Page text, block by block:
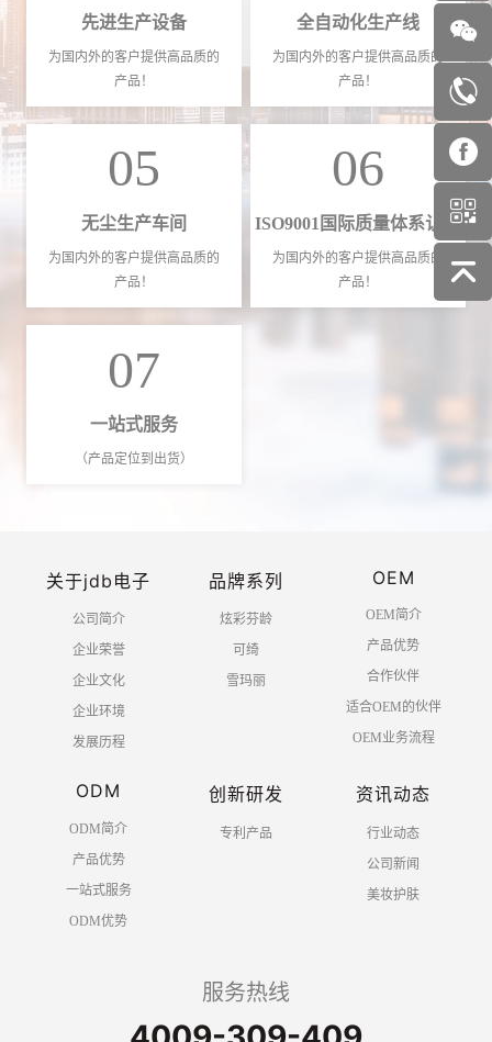
先进生产设备
为国内外的客户提供高品质的
产品！
全自动化生产线
为国内外的客户提供高品质的
产品！
05
无尘生产车间
为国内外的客户提供高品质的
产品！
06
ISO9001国际质量体系认证
为国内外的客户提供高品质的
产品！
07
一站式服务
（产品定位到出货）
关于jdb电子
公司简介
企业荣誉
企业文化
企业环境
发展历程
品牌系列
炫彩芬龄
可绮
雪玛丽
OEM
OEM简介
产品优势
合作伙伴
适合OEM的伙伴
OEM业务流程
ODM
ODM简介
产品优势
一站式服务
ODM优势
创新研发
专利产品
资讯动态
行业动态
公司新闻
美妆护肤
服务热线